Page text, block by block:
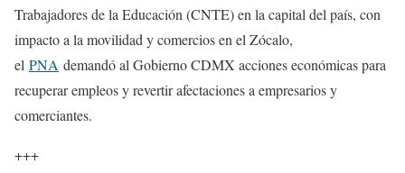
Trabajadores de la Educación (CNTE) en la capital del país, con
impacto a la movilidad y comercios en el Zócalo,
el PNA demandó al Gobierno CDMX acciones económicas para
recuperar empleos y revertir afectaciones a empresarios y
comerciantes.
+++